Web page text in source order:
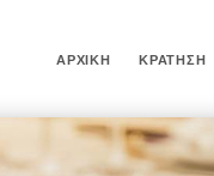
ΑΡΧΙΚΉ ΚΡΆΤΗΣΗ